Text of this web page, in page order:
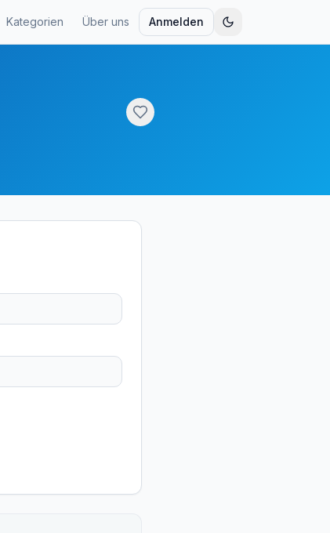
Kategorien Über uns Anmelden